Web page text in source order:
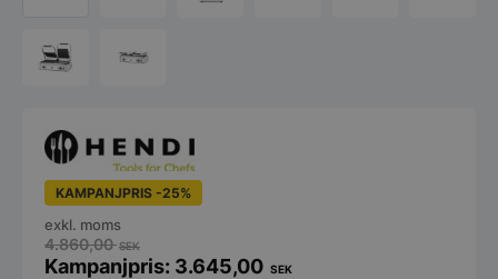
KAMPANJPRIS -25%
4.860,00SEK
3.645,00 SEK
exkl. moms